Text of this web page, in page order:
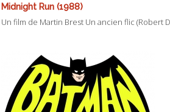
Midnight Run (1988)
Un film de Martin Brest Un ancien flic (Robert